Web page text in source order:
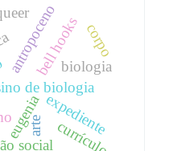
eugenia
de biologia
social
antropoceno
expediente
bell hooksbiologia
currículo
arte
corpo